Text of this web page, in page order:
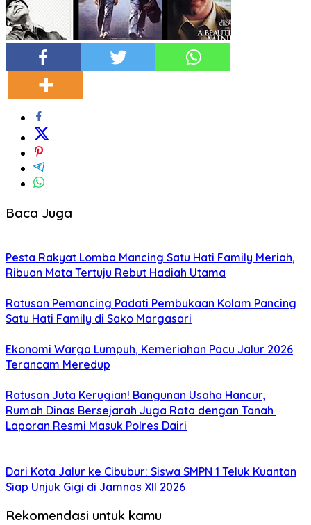
Baca Juga
Pesta Rakyat Lomba Mancing Satu Hati Family Meriah,
Ribuan Mata Tertuju Rebut Hadiah Utama
Ratusan Pemancing Padati Pembukaan Kolam Pancing
Satu Hati Family di Sako Margasari
Ekonomi Warga Lumpuh, Kemeriahan Pacu Jalur 2026
Terancam Meredup
Ratusan Juta Kerugian! Bangunan Usaha Hancur,
Rumah Dinas Bersejarah Juga Rata dengan Tanah
Laporan Resmi Masuk Polres Dairi
Dari Kota Jalur ke Cibubur: Siswa SMPN 1 Teluk Kuantan
Siap Unjuk Gigi di Jamnas XII 2026
Rekomendasi untuk kamu